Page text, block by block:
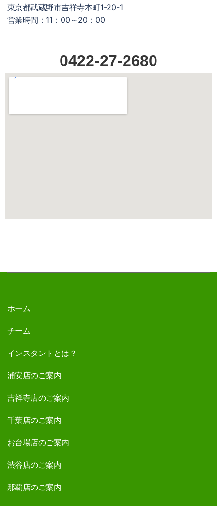
東京都武蔵野市吉祥寺本町1-20-1
営業時間：11：00～20：00
0422-27-2680
ホーム
チーム
インスタントとは？
浦安店のご案内
吉祥寺店のご案内
千葉店のご案内
お台場店のご案内
渋谷店のご案内
那覇店のご案内